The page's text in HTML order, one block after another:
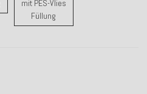
ohne Füllung
mit PES-Vlies
Füllung